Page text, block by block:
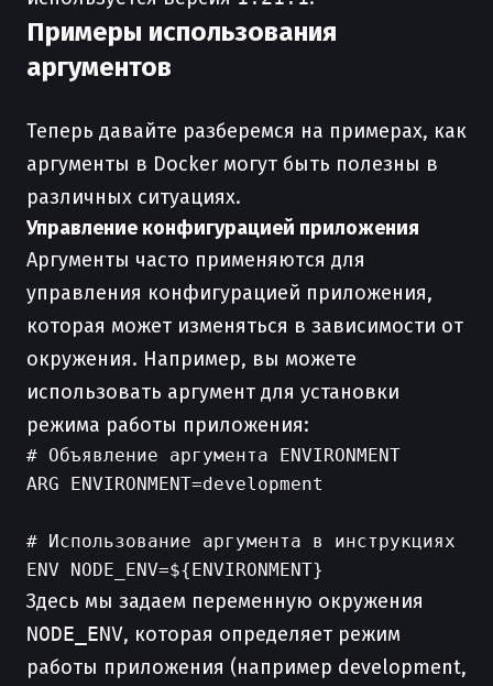
Примеры использования
аргументов
Теперь давайте разберемся на примерах, как
аргументы в Docker могут быть полезны в
различных ситуациях.
Управление конфигурацией приложения
Аргументы часто применяются для
управления конфигурацией приложения,
которая может изменяться в зависимости от
окружения. Например, вы можете
использовать аргумент для установки
режима работы приложения:
# Объявление аргумента ENVIRONMENT
ARG ENVIRONMENT=development
# Использование аргумента в инструкциях
Здесь мы задаем переменную окружения
NODE_ENV, которая определяет режим
работы приложения (например development,